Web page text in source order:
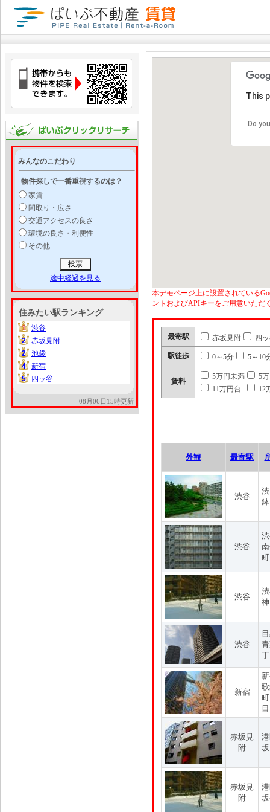
みんなのこだわり
物件探しで一番重視するのは？
家賃
間取り・広さ
交通アクセスの良さ
環境の良さ・利便性
その他
途中経過を見る
住みたい駅ランキング
1
1
渋谷
2
2
赤坂見附
2
2
池袋
4
4
新宿
5
5 四ッ谷
08月06日15時更新
This
Do
本デモページ上に設置されている
ントおよびAPIキーをご用意いただ
最寄駅 赤坂見附 四
駅徒歩 0～5分 5～10
賃料
5万円未満
5
11万円台
12
外観 最寄駅
渋谷
渋谷
渋谷
渋谷
新宿
目
赤坂見
附
赤坂見
附